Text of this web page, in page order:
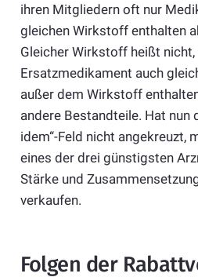
ihren Mitgliedern oft nur
gleichen Wirkstoff enthalten
Gleicher Wirkstoff heißt
Ersatzmedikament auch
außer dem Wirkstoff
andere Bestandteile. Hat nun
idem“-Feld nicht angekreuzt,
eines der drei günstigsten
Stärke und
verkaufen.
Folgen der